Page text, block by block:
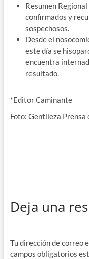
Resumen
confirmados y
sospechosos.
Desde el
este día se
encuentra
resultado.
*Editor Caminante
Foto: Gentileza Prensa
Deja una
Tu dirección de correo
campos obligatorios